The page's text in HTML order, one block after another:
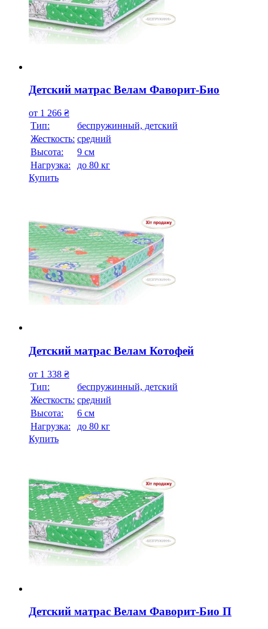
Детский матрас Велам Фаворит-Био
от 1 266 ₴
Тип:
беспружинный, детский
Жесткость: средний
Высотa:
9 см
Нагрузка:
до 80 кг
Купить
Детский матрас Велам Котофей
от 1 338 ₴
Тип:
беспружинный, детский
Жесткость: средний
Высотa:
6 см
Нагрузка:
до 80 кг
Купить
Детский матрас Велам Фаворит-Био П